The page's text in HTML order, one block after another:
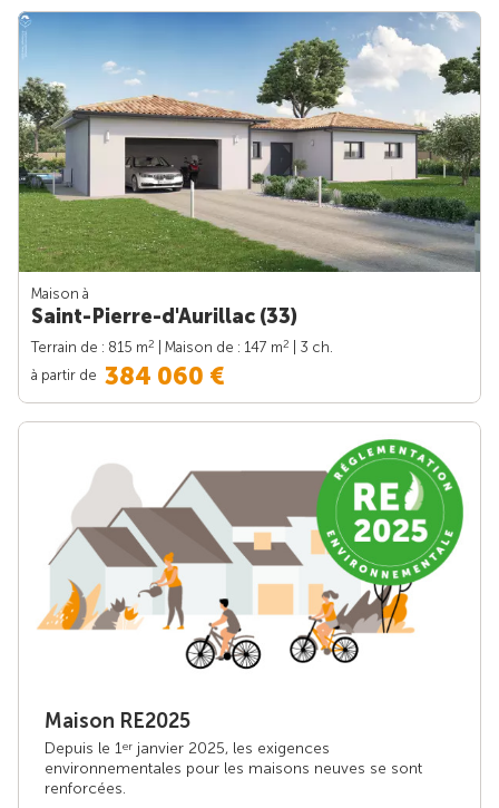
Maison à
Saint-Pierre-d'Aurillac (33)
Terrain de : 815 m2 | Maison de : 147 m2
| 3 ch.
à partir de 384 060 €
Maison RE2025
Depuis le 1er janvier 2025, les exigences
environnementales pour les maisons neuves se sont
renforcées.